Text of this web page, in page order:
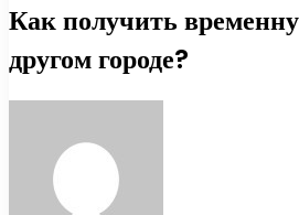
Как получить
другом городе?